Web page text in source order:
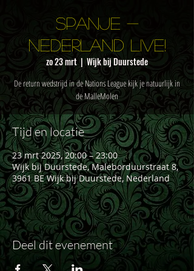
Spanje -
Nederland live!
zo 23 mrt
  |
Wijk bij Duurstede
De return wedstrijd in de Nations League kijk je natuurlijk in
de MalleMolen
Tijd en locatie
23 mrt 2025, 20:00 – 23:00
Wijk bij Duurstede, Maleborduurstraat 8,
3961 BE Wijk bij Duurstede, Nederland
Deel dit evenement